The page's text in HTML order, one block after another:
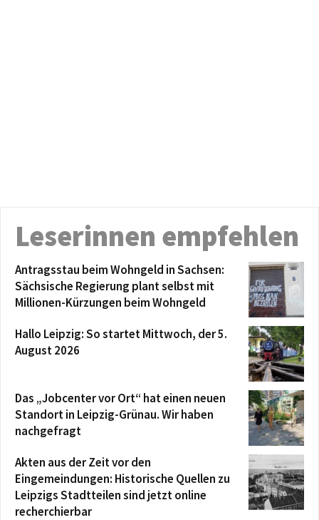
Leserinnen empfehlen
Antragsstau beim Wohngeld in Sachsen:
Sächsische Regierung plant selbst mit
Millionen-Kürzungen beim Wohngeld
Hallo Leipzig: So startet Mittwoch, der 5.
August 2026
Das „Jobcenter vor Ort“ hat einen neuen
Standort in Leipzig-Grünau. Wir haben
nachgefragt
Akten aus der Zeit vor den
Eingemeindungen: Historische Quellen zu
Leipzigs Stadtteilen sind jetzt online
recherchierbar